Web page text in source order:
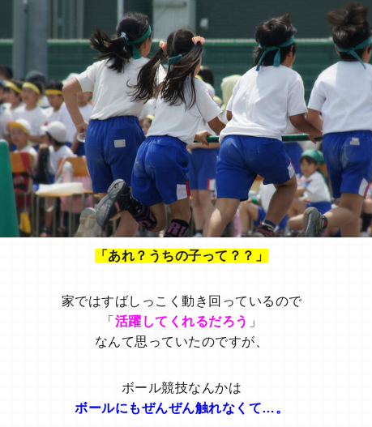
「あれ？うちの子って？？」
家ではすばしっこく動き回っているので
「 活躍してくれるだろう 」
なんて思っていたのですが、
ボール競技なんかは
ボールにもぜんぜん触れなくて…。